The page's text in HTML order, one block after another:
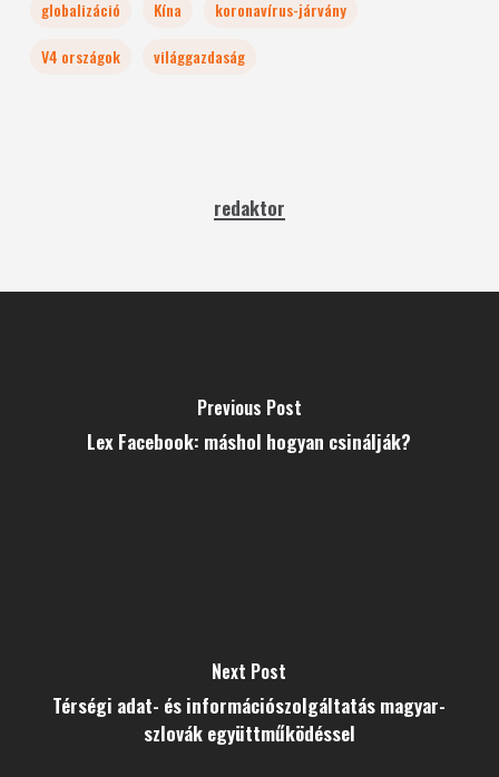
globalizáció
Kína
koronavírus-járvány
V4 országok
világgazdaság
redaktor
Previous Post
Lex Facebook: máshol hogyan csinálják?
Next Post
Térségi adat- és információszolgáltatás magyar-
szlovák együttműködéssel